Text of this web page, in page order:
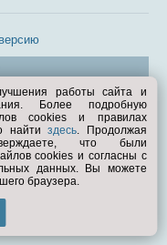
работы сайта и
Более подробную
cookies и правилах
найтиздесь. Продолжая
что были
cookies и согласны с
данных. Вы можете
браузера.